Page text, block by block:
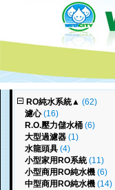
RO純水系統▲ (62)
濾心(16)
R.O.壓力儲水桶 (6)
大型過濾器 (1)
水龍頭具 (4)
小型家用RO系統(11)
小型商用RO純水機 (6)
中型商用RO純水機 (14)